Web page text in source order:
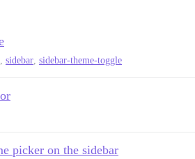
, sidebar, sidebar-theme-toggle
picker on the sidebar